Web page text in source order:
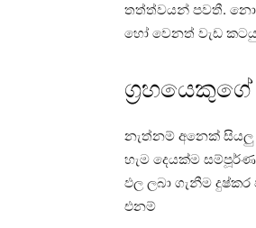
තත්ත්වයන් පවතී.
හෝ වෙනත් වැඩ
නැත්නම් අනෙක්‌ සියලු
හැම දෙයක්‌ම
ඵල ලබා ගැනීම
එනම්